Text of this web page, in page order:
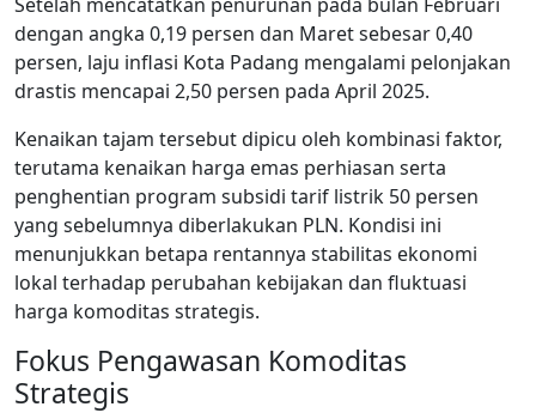
dengan angka 0,19 persen dan Maret sebesar 0,40
persen, laju inflasi Kota Padang mengalami pelonjakan
drastis mencapai 2,50 persen pada April 2025.
Kenaikan tajam tersebut dipicu oleh kombinasi faktor,
terutama kenaikan harga emas perhiasan serta
penghentian program subsidi tarif listrik 50 persen
yang sebelumnya diberlakukan PLN. Kondisi ini
menunjukkan betapa rentannya stabilitas ekonomi
lokal terhadap perubahan kebijakan dan fluktuasi
harga komoditas strategis.
Fokus Pengawasan Komoditas
Strategis